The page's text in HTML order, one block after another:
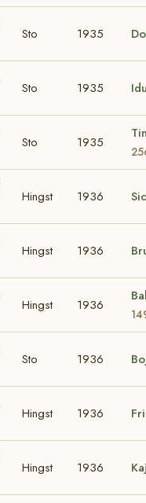
Sto 1935
Sto 1935
Sto 1935
Hingst 1936
Hingst 1936
Hingst 1936
Sto 1936
Hingst 1936
Hingst 1936